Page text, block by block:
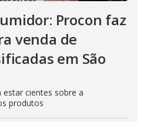
Procon faz
venda de
em São
cientes sobre a
produtos